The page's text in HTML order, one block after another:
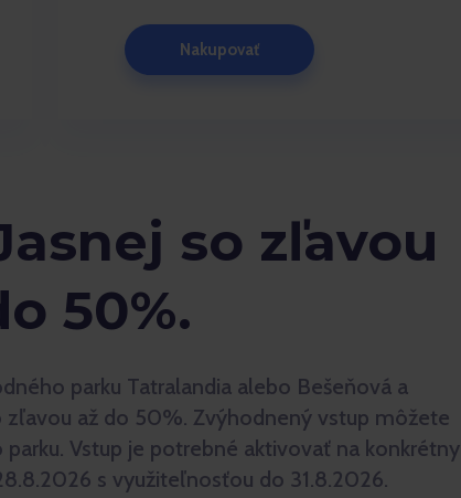
Nakupovať
so zľavou
50%.
parku Tatralandia alebo Bešeňová a
zľavou až do 50%. Zvýhodnený vstup môžete
Vstup je potrebné aktivovať na konkrétny
s využiteľnosťou do 31.8.2026.